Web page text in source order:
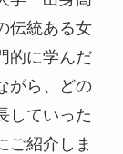
伝統ある女
的に学んだ
がら、どの
していった
ご紹介しま